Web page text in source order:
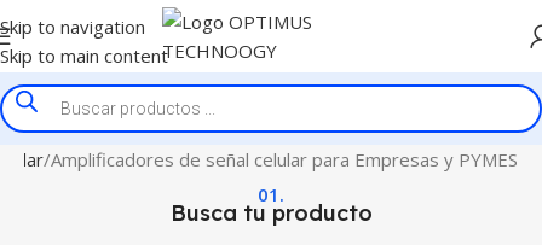
Skip to navigation
Skip to main content
Amplificadores de señal celular para Empresas y PYMES
01.
Busca tu producto